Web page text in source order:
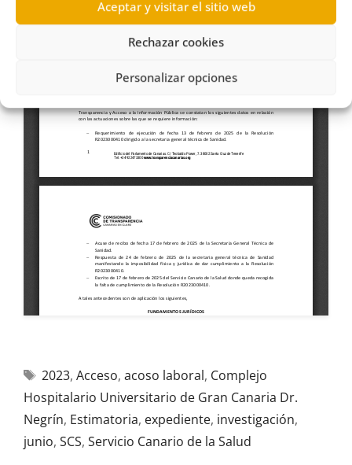
Aceptar y visitar el sitio web
Rechazar cookies
Personalizar opciones
2023, Acceso, acoso laboral, Complejo
Hospitalario Universitario de Gran Canaria Dr.
Negrín, Estimatoria, expediente, investigación,
junio, SCS, Servicio Canario de la Salud